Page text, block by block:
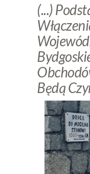
(...)
Będą